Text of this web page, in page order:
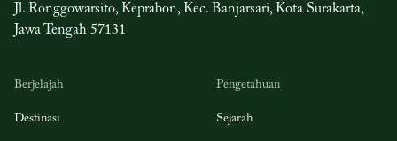
Jl. Ronggowarsito, Keprabon, Kec. Banjarsari, Kota Surakarta,
Jawa Tengah 57131
Berjelajah
Destinasi
Pengetahuan
Sejarah